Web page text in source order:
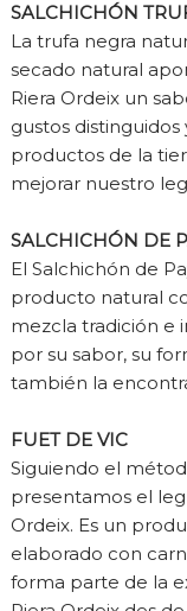
SALCHICHÓN
La trufa negra
secado natural
Riera Ordeix un
gustos
productos de la
mejorar nuestro
SALCHICHÓN DE
El Salchichón de
producto natural
mezcla tradición e
por su sabor, su
también la
FUET DE VIC
Siguiendo el
presentamos el
Ordeix. Es un
elaborado con
forma parte de la